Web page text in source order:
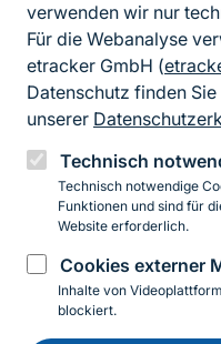
verwenden wir nur
Für die Webanalyse
etracker GmbH (
Datenschutz finden Sie
unserer
Technisch
Technisch notwendige
Funktionen und sind für
Website erforderlich.
Cookies externer
Inhalte von
blockiert.
Fußzeile
Erklärung
Instagram